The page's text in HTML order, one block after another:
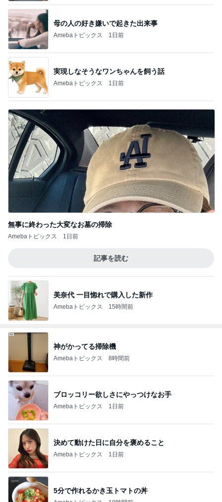
母の人の好き嫌いで起きた出来事
Amebaトピックス 1日前
実現しなそうなワンちゃんを飼う話
Amebaトピックス 1日前
無事に終わった大変なお墓の掃除
Amebaトピックス 1日前
記事を読む
美奈代 一目惚れで購入した新作
Amebaトピックス 15時間前
神がかってる掃除機
Amebaトピックス 8時間前
ブロッコリー欲しさにやっつけなお手
Amebaトピックス 1日前
決めて動けた日に自分を褒めること
Amebaトピックス 1日前
5分で作れるかき玉トマトの丼